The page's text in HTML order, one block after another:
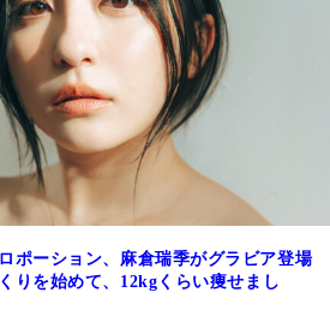
ポーション、麻倉瑞季がグラビア登場
りを始めて、12kgくらい痩せまし